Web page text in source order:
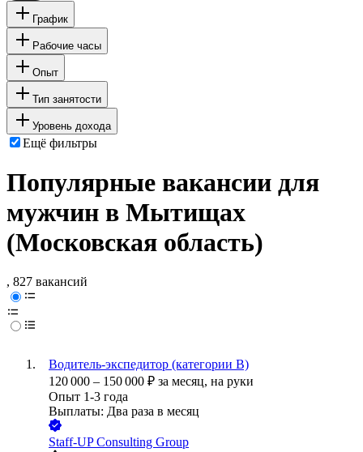
График
Рабочие часы
Опыт
Тип занятости
Уровень дохода
Ещё фильтры
Популярные вакансии для
мужчин в Мытищах
(Московская область)
, 827 вакансий
Водитель-экспедитор (категории B)
120 000 – 150 000 ₽ за месяц, на руки
Опыт 1-3 года
Выплаты: Два раза в месяц
Staff-UP Consulting Group